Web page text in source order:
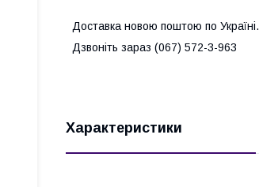
Доставка новою поштою по Україні.
Дзвоніть зараз (067) 572-3-963
Характеристики